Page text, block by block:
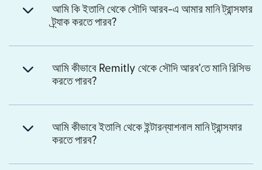
আমি কি ইতালি থেকে সৌদি আরব-এ আমার মানি ট্রান্সফার
ট্র্যাক করতে পারব?
আমি কীভাবে Remitly থেকে সৌদি আরব'তে মানি রিসিভ
করতে পারব?
আমি কীভাবে ইতালি থেকে ইন্টারন্যাশনাল মানি ট্রান্সফার
করতে পারব?